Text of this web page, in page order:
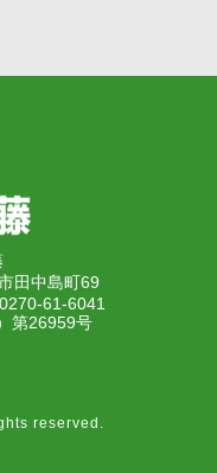
田中島町69
61-6041
第26959号
reserved.